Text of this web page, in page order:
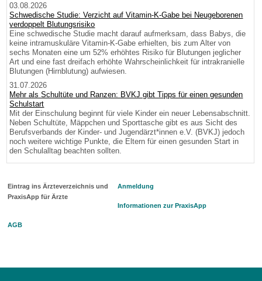
03.08.2026
Schwedische Studie: Verzicht auf Vitamin-K-Gabe bei Neugeborenen
verdoppelt Blutungsrisiko
Eine schwedische Studie macht darauf aufmerksam, dass Babys, die
keine intramuskuläre Vitamin-K-Gabe erhielten, bis zum Alter von
sechs Monaten eine um 52% erhöhtes Risiko für Blutungen jeglicher
Art und eine fast dreifach erhöhte Wahrscheinlichkeit für intrakranielle
Blutungen (Hirnblutung) aufwiesen.
31.07.2026
Mehr als Schultüte und Ranzen: BVKJ gibt Tipps für einen gesunden
Schulstart
Mit der Einschulung beginnt für viele Kinder ein neuer Lebensabschnitt.
Neben Schultüte, Mäppchen und Sporttasche gibt es aus Sicht des
Berufsverbands der Kinder- und Jugendärzt*innen e.V. (BVKJ) jedoch
noch weitere wichtige Punkte, die Eltern für einen gesunden Start in
den Schulalltag beachten sollten.
Eintrag ins Ärzteverzeichnis und
PraxisApp für Ärzte
Anmeldung
Informationen zur PraxisApp
AGB